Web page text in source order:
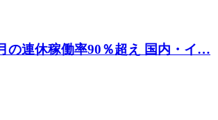
の連休稼働率90％超え 国内・イ…